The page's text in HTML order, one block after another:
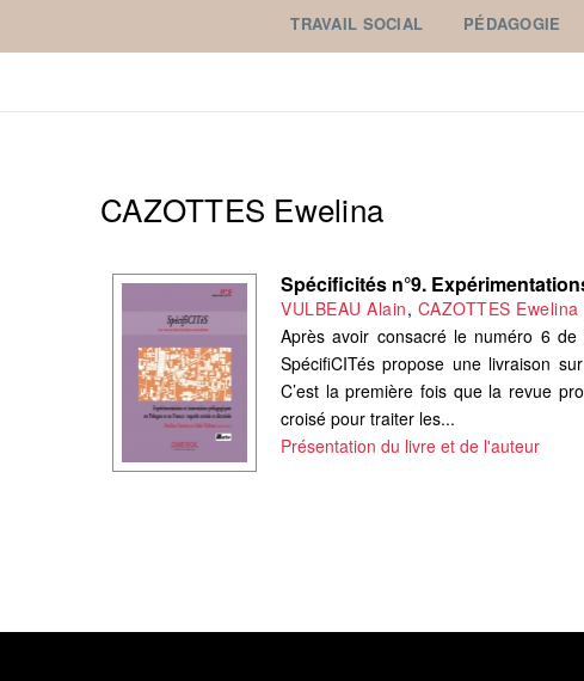
TRAVAIL SOCIAL PÉDAGOGIE
CAZOTTES Ewelina
Spécificités n°9.
VULBEAU Alain, CAZOTTES Ewelina
Après avoir consacré le numéro 6
SpécifiCITés propose une livraison
C’est la première fois que la revue
croisé pour traiter les...
Présentation du livre et de l'auteur